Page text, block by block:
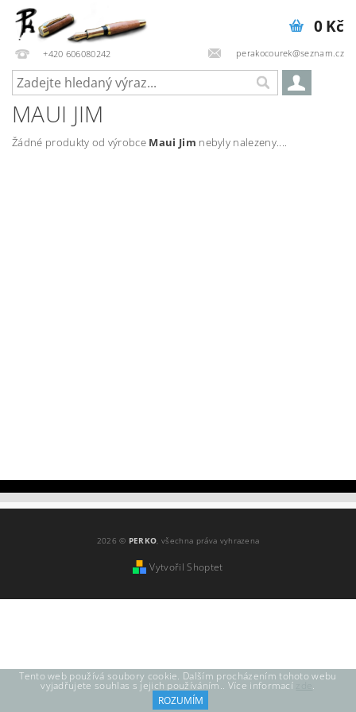
+420 606080242 perakocourek@seznam.cz
0 Kč
MAUI JIM
Žádné produkty od výrobce Maui Jim nebyly nalezeny....
2026 © PERKO, všechna práva vyhrazena
Vytvořil Shoptet
Tento web používá soubory cookie. Dalším procházením tohoto webu
vyjadřujete souhlas s jejich používáním.. Více informací
.
ROZUMÍM